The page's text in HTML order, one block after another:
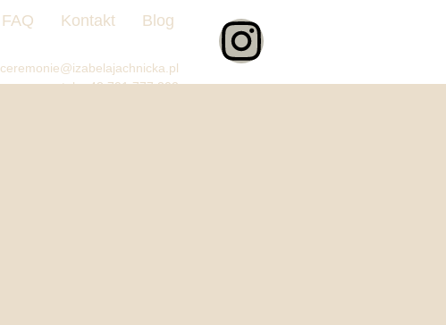
FAQ Kontakt Blog
ceremonie@izabelajachnicka.pl
tel.+48 791 777 302